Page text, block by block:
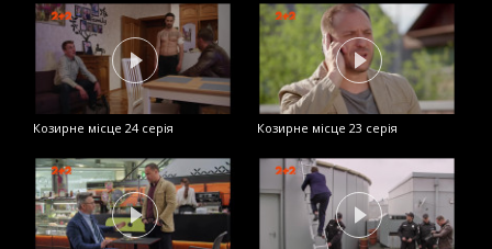
Козирне місце 24 серія Козирне місце 23 серія